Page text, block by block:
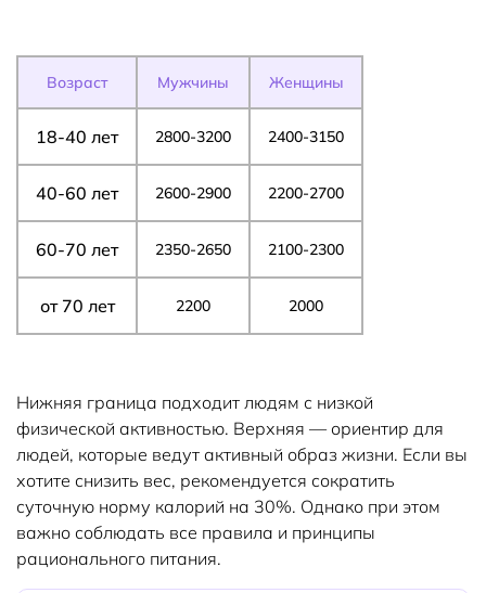
Возраст Мужчины Женщины
18-40 лет 2800-3200 2400-3150
40-60 лет 2600-2900 2200-2700
60-70 лет 2350-2650 2100-2300
от 70 лет 2200 2000
Нижняя граница подходит людям с низкой
физической активностью. Верхняя — ориентир для
людей, которые ведут активный образ жизни. Если вы
хотите снизить вес, рекомендуется сократить
суточную норму калорий на 30%. Однако при этом
важно соблюдать все правила и принципы
рационального питания.